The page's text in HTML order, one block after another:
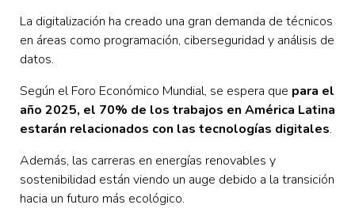
La digitalización ha creado una gran demanda de técnicos
en áreas como programación, ciberseguridad y análisis de
datos.
Según el Foro Económico Mundial, se espera que para el
año 2025, el 70% de los trabajos en América Latina
estarán relacionados con las tecnologías digitales.
Además, las carreras en energías renovables y
sostenibilidad están viendo un auge debido a la transición
hacia un futuro más ecológico.